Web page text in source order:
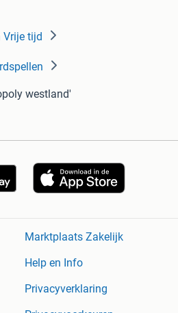
Vrije tijd
westland'
Marktplaats Zakelijk
Help en Info
Privacyverklaring